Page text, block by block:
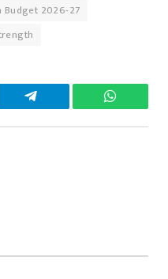
Budget 2026-27
Telegram